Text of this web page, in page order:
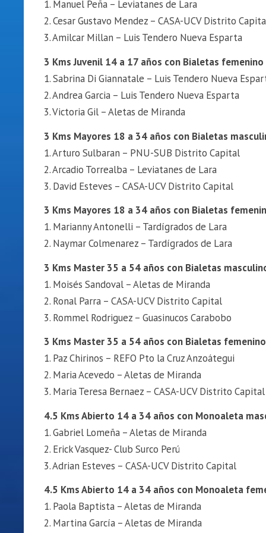
1. Manuel Peña – Leviatanes de Lara
2. Cesar Gustavo Mendez – CASA-UCV Distrito
3. Amilcar Millan – Luis Tendero Nueva Esparta
3 Kms Juvenil 14 a 17 años con Bialetas femenino
1. Sabrina Di Giannatale – Luis Tendero Nueva
2. Andrea Garcia – Luis Tendero Nueva Esparta
3. Victoria Gil – Aletas de Miranda
3 Kms Mayores 18 a 34 años con Bialetas
1. Arturo Sulbaran – PNU-SUB Distrito Capital
2. Arcadio Torrealba – Leviatanes de Lara
3. David Esteves – CASA-UCV Distrito Capital
3 Kms Mayores 18 a 34 años con Bialetas
1. Marianny Antonelli – Tardígrados de Lara
2. Naymar Colmenarez – Tardígrados de Lara
3 Kms Master 35 a 54 años con Bialetas
1. Moisés Sandoval – Aletas de Miranda
2. Ronal Parra – CASA-UCV Distrito Capital
3. Rommel Rodriguez – Guasinucos Carabobo
3 Kms Master 35 a 54 años con Bialetas femenino
1. Paz Chirinos – REFO Pto la Cruz Anzoátegui
2. Maria Acevedo – Aletas de Miranda
3. Maria Teresa Bernaez – CASA-UCV Distrito Capital
4.5 Kms Abierto 14 a 34 años con Monoaleta
1. Gabriel Lomeña – Aletas de Miranda
2. Erick Vasquez- Club Surco Perú
3. Adrian Esteves – CASA-UCV Distrito Capital
4.5 Kms Abierto 14 a 34 años con Monoaleta
1. Paola Baptista – Aletas de Miranda
2. Martina García – Aletas de Miranda